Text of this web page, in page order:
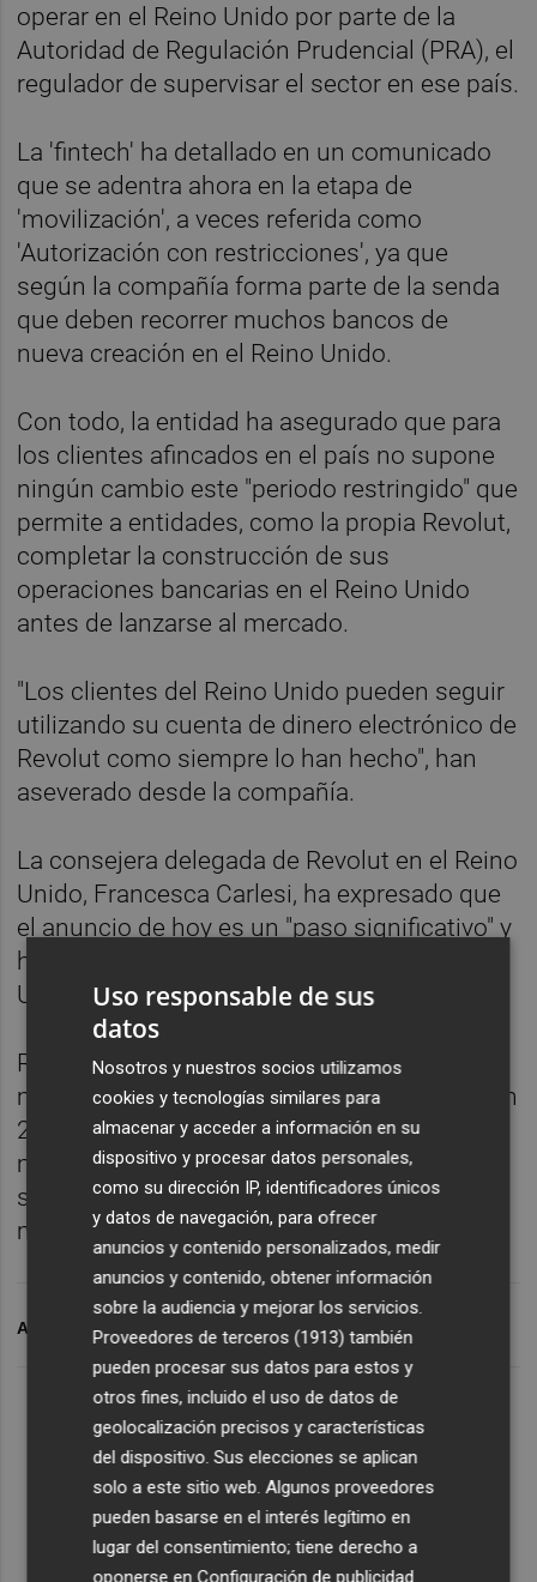
operar en el Reino Unido por parte de la
Autoridad de Regulación Prudencial (PRA), el
regulador de supervisar el sector en ese país.
La 'fintech' ha detallado en un comunicado
que se adentra ahora en la etapa de
'movilización', a veces referida como
'Autorización con restricciones', ya que
según la compañía forma parte de la senda
que deben recorrer muchos bancos de
nueva creación en el Reino Unido.
Con todo, la entidad ha asegurado que para
los clientes afincados en el país no supone
ningún cambio este "periodo restringido" que
permite a entidades, como la propia Revolut,
completar la construcción de sus
operaciones bancarias en el Reino Unido
antes de lanzarse al mercado.
"Los clientes del Reino Unido pueden seguir
utilizando su cuenta de dinero electrónico de
Revolut como siempre lo han hecho", han
aseverado desde la compañía.
La consejera delegada de Revolut en el Reino
Unido, Francesca Carlesi, ha expresado que
el anuncio de hoy es un "paso significativo" y
ha enmarcado que ser un banco en el Reino
Unido es una "responsabilidad tremenda".
Revolut obtuvo un beneficio neto de 344
millones de libras (395 millones de euros) en
2023, frente a los 6 millones de libras (7
millones de euros) que alcanzó en 2022,
según informó la entidad a principios de
mes.
ARCHIVADO EN REVOLUT
Uso responsable de sus
datos
Nosotros y nuestros socios utilizamos
cookies y tecnologías similares para
almacenar y acceder a información en su
dispositivo y procesar datos personales,
como su dirección IP, identificadores únicos
y datos de navegación, para ofrecer
anuncios y contenido personalizados, medir
anuncios y contenido, obtener información
sobre la audiencia y mejorar los servicios.
Proveedores de terceros (1913) también
pueden procesar sus datos para estos y
otros fines, incluido el uso de datos de
geolocalización precisos y características
del dispositivo. Sus elecciones se aplican
solo a este sitio web. Algunos proveedores
pueden basarse en el interés legítimo en
lugar del consentimiento; tiene derecho a
oponerse enConfiguración de publicidad